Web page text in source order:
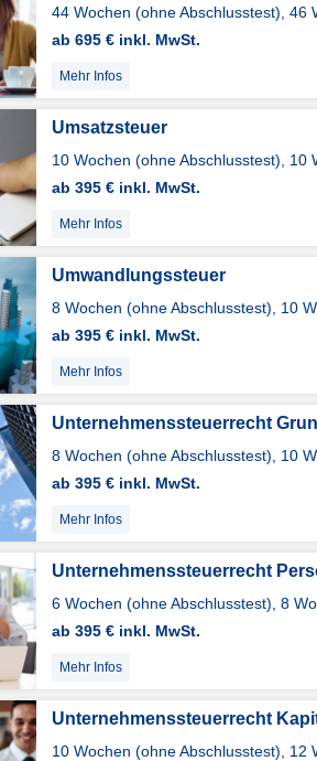
44 Wochen (ohne Abschlusstest), 46
ab 695 € inkl. MwSt.
Mehr Infos
Umsatzsteuer
10 Wochen (ohne Abschlusstest), 10
ab 395 € inkl. MwSt.
Mehr Infos
Umwandlungssteuer
8 Wochen (ohne Abschlusstest), 10
ab 395 € inkl. MwSt.
Mehr Infos
Unternehmenssteuerrecht
8 Wochen (ohne Abschlusstest), 10
ab 395 € inkl. MwSt.
Mehr Infos
Unternehmenssteuerrecht
6 Wochen (ohne Abschlusstest), 8
ab 395 € inkl. MwSt.
Mehr Infos
Unternehmenssteuerrecht
10 Wochen (ohne Abschlusstest), 12